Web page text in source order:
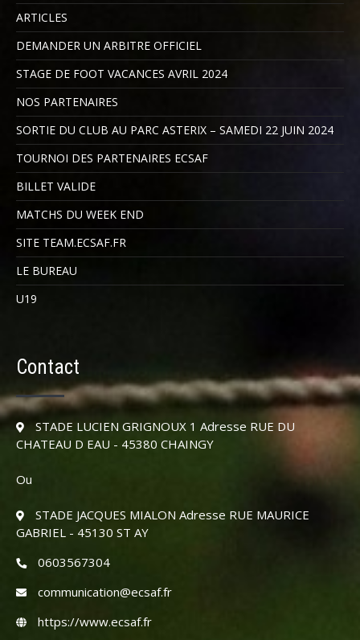
ARTICLES
DEMANDER UN ARBITRE OFFICIEL
STAGE DE FOOT VACANCES AVRIL 2024
NOS PARTENAIRES
SORTIE DU CLUB AU PARC ASTERIX – SAMEDI 22 JUIN 2024
TOURNOI DES PARTENAIRES ECSAF
BILLET VALIDE
MATCHS DU WEEK END
SITE TEAM.ECSAF.FR
LE BUREAU
U19
Contact
STADE LUCIEN GRIGNOUX 1 Adresse RUE DU
CHATEAU D EAU - 45380 CHAINGY
Ou
STADE JACQUES MIALON Adresse RUE MAURICE
GABRIEL - 45130 ST AY
0603567304
communication@ecsaf.fr
https://www.ecsaf.fr